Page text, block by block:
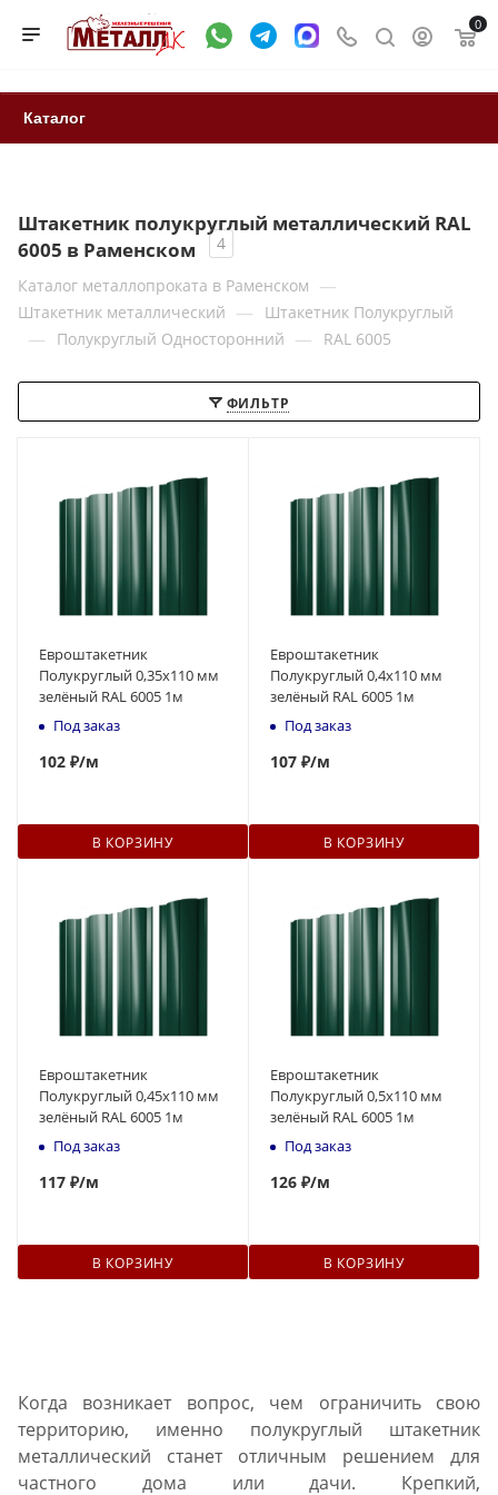
0
Каталог
Штакетник полукруглый металлический RAL
6005 в Раменском
4
Каталог металлопроката в Раменском —
Штакетник металлический — Штакетник Полукруглый
— Полукруглый Односторонний — RAL 6005
ФИЛЬТР
Евроштакетник
Полукруглый 0,35x110 мм
зелёный RAL 6005 1м
Под заказ
102 ₽/м
В КОРЗИНУ
Евроштакетник
Полукруглый 0,4x110 мм
зелёный RAL 6005 1м
Под заказ
107 ₽/м
В КОРЗИНУ
Евроштакетник
Полукруглый 0,45x110 мм
зелёный RAL 6005 1м
Под заказ
117 ₽/м
В КОРЗИНУ
Евроштакетник
Полукруглый 0,5x110 мм
зелёный RAL 6005 1м
Под заказ
126 ₽/м
В КОРЗИНУ
Когда возникает вопрос, чем ограничить свою
территорию, именно полукруглый штакетник
металлический станет отличным решением для
частного дома или дачи. Крепкий,